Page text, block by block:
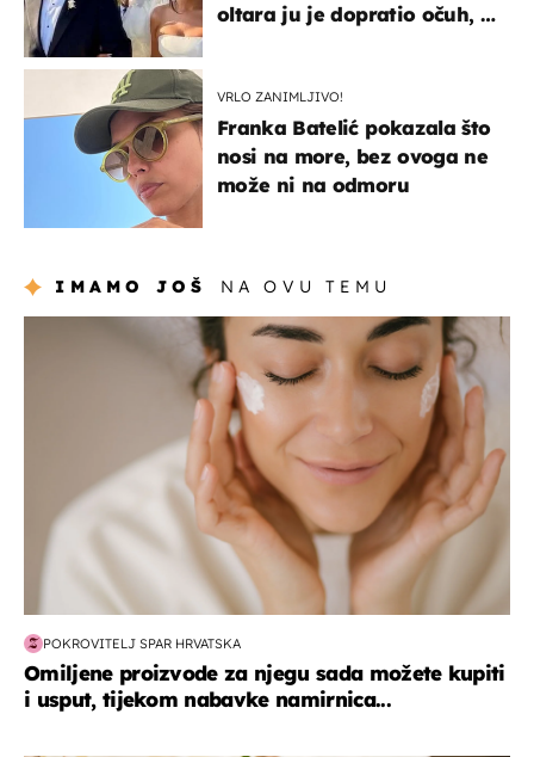
oltara ju je dopratio očuh, a
VRLO ZANIMLJIVO!
Franka Batelić pokazala što
nosi na more, bez ovoga ne
može ni na odmoru
IMAMO JOŠ NA OVU TEMU
moda & ljepota
POKROVITELJ SPAR HRVATSKA
Omiljene proizvode za njegu sada možete kupiti
i usput, tijekom nabavke namirnica...